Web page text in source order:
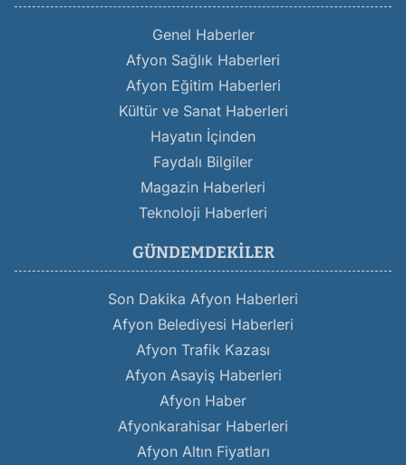
Genel Haberler
Afyon Sağlık Haberleri
Afyon Eğitim Haberleri
Kültür ve Sanat Haberleri
Hayatın İçinden
Faydalı Bilgiler
Magazin Haberleri
Teknoloji Haberleri
GÜNDEMDEKILER
Son Dakika Afyon Haberleri
Afyon Belediyesi Haberleri
Afyon Trafik Kazası
Afyon Asayiş Haberleri
Afyon Haber
Afyonkarahisar Haberleri
Afyon Altın Fiyatları